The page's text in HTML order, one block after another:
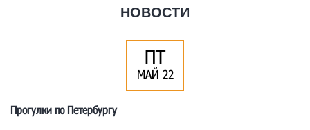
НОВОСТИ
ПТ
МАЙ 22
Прогулки по Петербургу